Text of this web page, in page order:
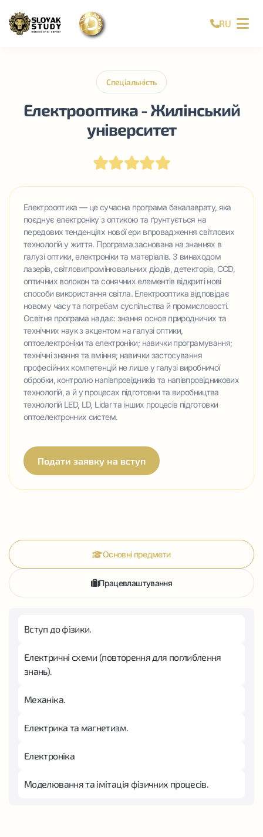
RU
Спеціальність
Електрооптика - Жилінський
університет
Електрооптика — це сучасна програма бакалаврату, яка
поєднує електроніку з оптикою та ґрунтується на
передових тенденціях нової ери впровадження світлових
технологій у життя. Програма заснована на знаннях в
галузі оптики, електроніки та матеріалів. З винаходом
лазерів, світловипромінювальних діодів, детекторів, CCD,
оптичних волокон та сонячних елементів відкриті нові
способи використання світла. Електрооптика відповідає
новому часу та потребам суспільства й промисловості.
Освітня програма надає: знання основ природничих та
технічних наук з акцентом на галузі оптики,
оптоелектроніки та електроніки; навички програмування;
технічні знання та вміння; навички застосування
професійних компетенцій не лише у галузі виробничої
обробки, контролю напівпровідників та напівпровідникових
технологій, а й у процесах підготовки та виробництва
технологій LED, LD, Lidar та інших процесів підготовки
оптоелектронних систем.
Подати заявку на вступ
Основні предмети
Працевлаштування
Вступ до фізики.
Електричні схеми (повторення для поглиблення
знань).
Механіка.
Електрика та магнетизм.
Електроніка
Моделювання та імітація фізичних процесів.